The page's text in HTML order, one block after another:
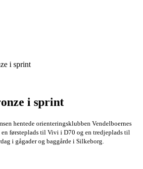
i sprint
i sprint
hentede orienteringsklubben Vendelboernes
førsteplads til Vivi i D70 og en tredjeplads til
i gågader og baggårde i Silkeborg.